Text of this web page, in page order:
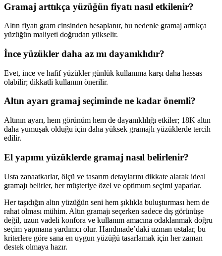
Gramaj arttıkça yüzüğün fiyatı nasıl etkilenir?
Altın fiyatı gram cinsinden hesaplanır, bu nedenle gramaj arttıkça
yüzüğün maliyeti doğrudan yükselir.
İnce yüzükler daha az mı dayanıklıdır?
Evet, ince ve hafif yüzükler günlük kullanıma karşı daha hassas
olabilir; dikkatli kullanım önerilir.
Altın ayarı gramaj seçiminde ne kadar önemli?
Altının ayarı, hem görünüm hem de dayanıklılığı etkiler; 18K altın
daha yumuşak olduğu için daha yüksek gramajlı yüzüklerde tercih
edilir.
El yapımı yüzüklerde gramaj nasıl belirlenir?
Usta zanaatkarlar, ölçü ve tasarım detaylarını dikkate alarak ideal
gramajı belirler, her müşteriye özel ve optimum seçimi yaparlar.
Her taşıdığın altın yüzüğün seni hem şıklıkla buluşturması hem de
rahat olması mühim. Altın gramajı seçerken sadece dış görünüşe
değil, uzun vadeli konfora ve kullanım amacına odaklanmak doğru
seçim yapmana yardımcı olur. Handmade’daki uzman ustalar, bu
kriterlere göre sana en uygun yüzüğü tasarlamak için her zaman
destek olmaya hazır.